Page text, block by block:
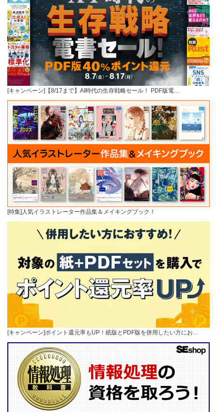
[キャンペーン]【8/17まで】AI時代の生存戦略セール！ PDF版電…
[特集]人気イラストレーター作品集＆メイキングブック！
[キャンペーン]ポイント還元率もUP！紙版とPDF版を併用したい方にお…